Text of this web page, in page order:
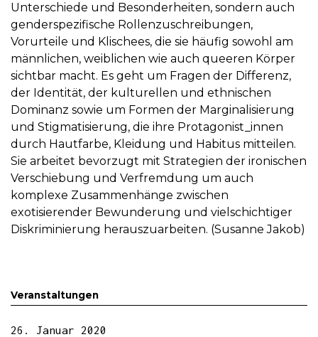
Unterschiede und Besonderheiten, sondern auch
genderspezifische Rollenzuschreibungen,
Vorurteile und Klischees, die sie häufig sowohl am
männlichen, weiblichen wie auch queeren Körper
sichtbar macht. Es geht um Fragen der Differenz,
der Identität, der kulturellen und ethnischen
Dominanz sowie um Formen der Marginalisierung
und Stigmatisierung, die ihre Protagonist_innen
durch Hautfarbe, Kleidung und Habitus mitteilen.
Sie arbeitet bevorzugt mit Strategien der ironischen
Verschiebung und Verfremdung um auch
komplexe Zusammenhänge zwischen
exotisierender Bewunderung und vielschichtiger
Diskriminierung herauszuarbeiten. (Susanne Jakob)
Veranstaltungen
26. Januar 2020